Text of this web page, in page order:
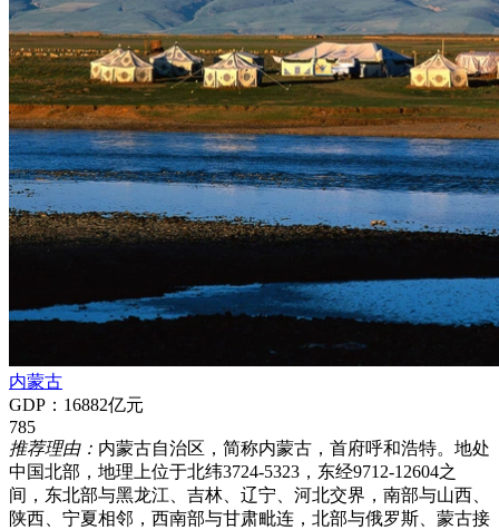
内蒙古
GDP：16882亿元
785
推荐理由： 内蒙古自治区，简称内蒙古，首府呼和浩特。地处
中国北部，地理上位于北纬3724-5323，东经9712-12604之
间，东北部与黑龙江、吉林、辽宁、河北交界，南部与山西、
陕西、宁夏相邻，西南部与甘肃毗连，北部与俄罗斯、蒙古接